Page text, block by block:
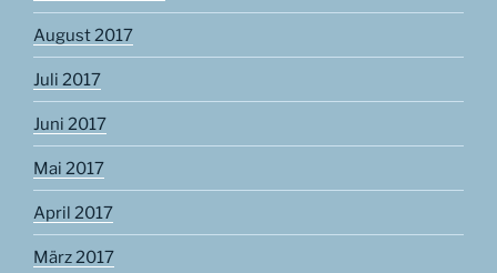
August 2017
Juli 2017
Juni 2017
Mai 2017
April 2017
März 2017